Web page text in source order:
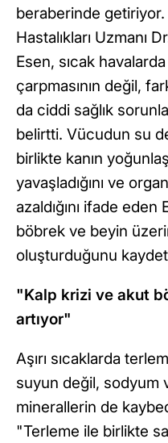
beraberinde
Hastalıkları Uzmanı
Esen, sıcak
çarpmasının değil,
da ciddi sağlık
belirtti. Vücudun su
birlikte kanın
yavaşladığını ve
azaldığını ifade
böbrek ve beyin
oluşturduğunu
"Kalp krizi ve akut
artıyor"
Aşırı sıcaklarda
suyun değil, sodyum
minerallerin de
"Terleme ile birlikte